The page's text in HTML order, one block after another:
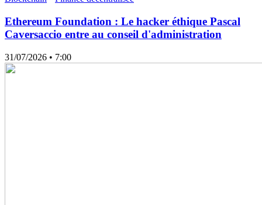
Ethereum Foundation : Le hacker éthique Pascal
Caversaccio entre au conseil d'administration
31/07/2026 • 7:00